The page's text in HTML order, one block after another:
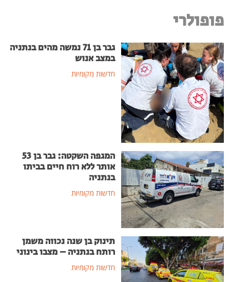
פופולרי
גבר בן 71 נמשה מהים בנתניה
במצב אנוש
חדשות מקומיות
המגפה השקטה: גבר בן 53
אותר ללא רוח חיים בביתו
בנתניה
חדשות מקומיות
תינוק בן שנה נכווה משמן
רותח בנתניה – מצבו בינוני
חדשות מקומיות